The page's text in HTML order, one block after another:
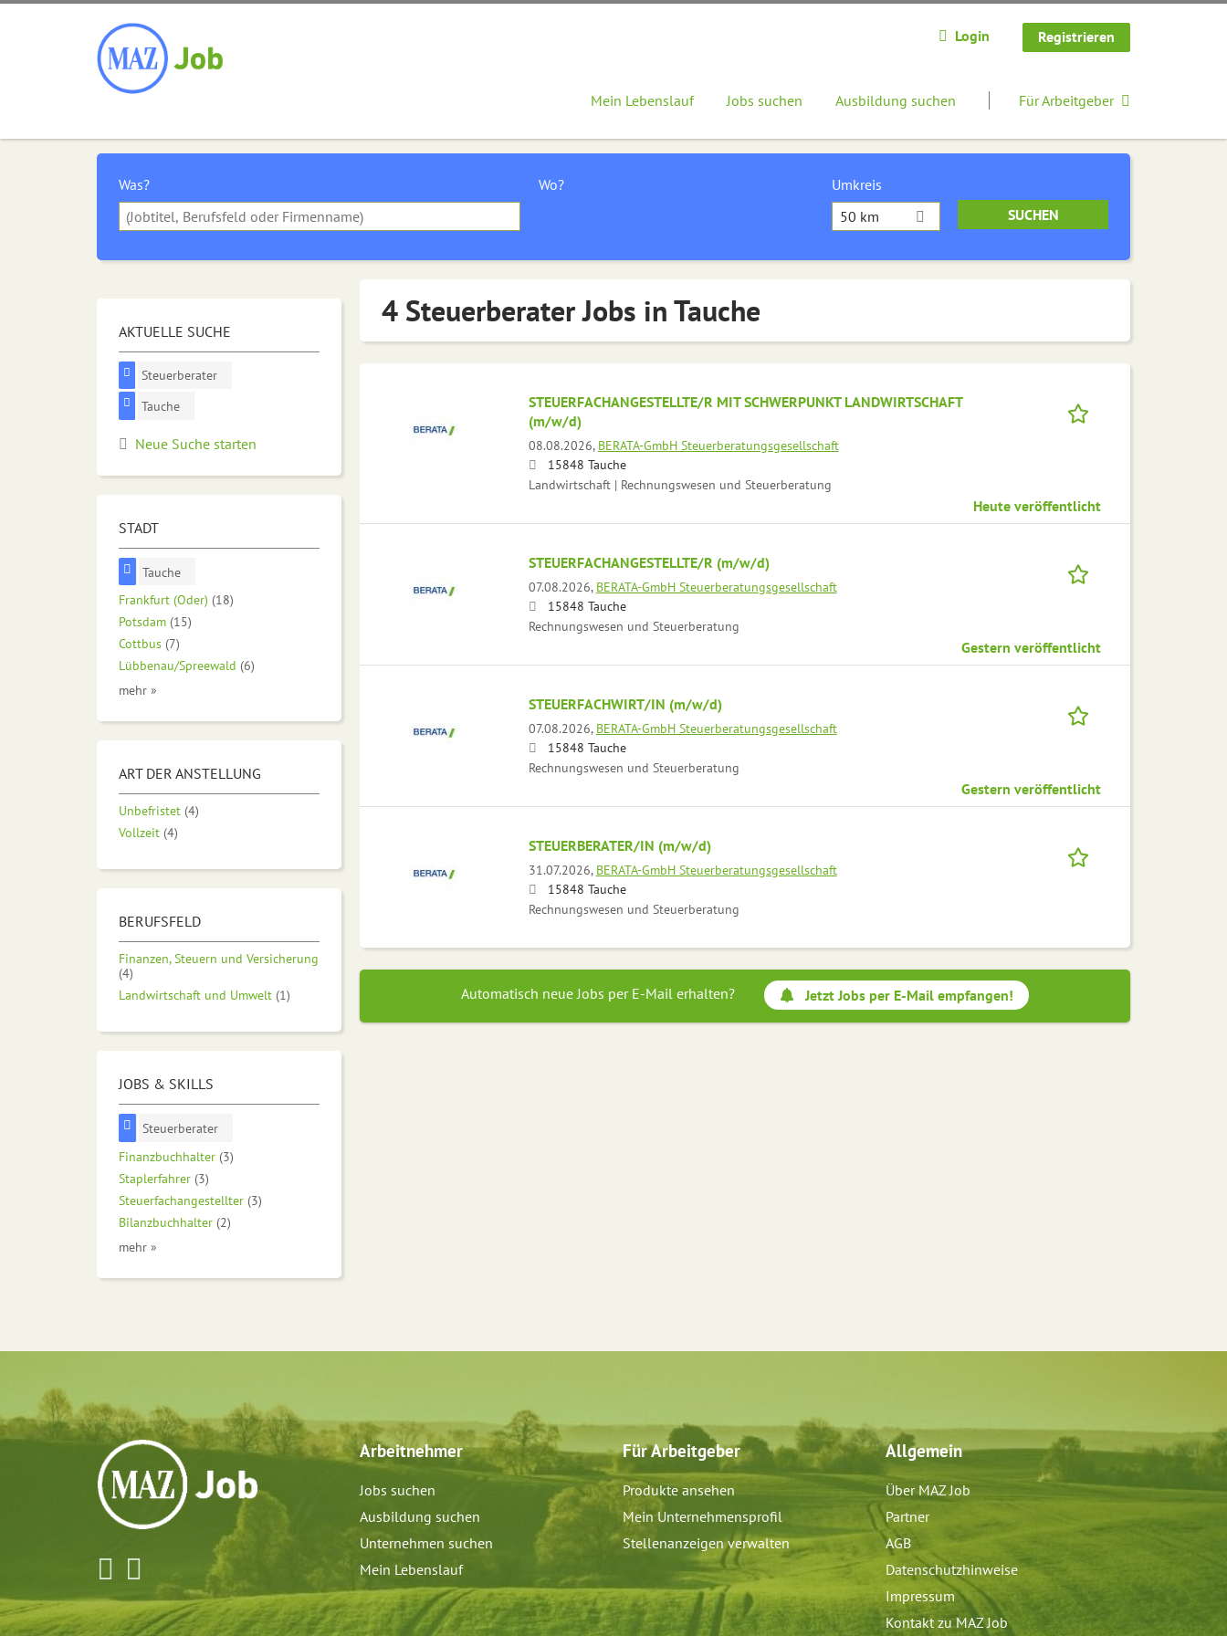
Login Registrieren
Mein Lebenslauf Jobs suchen Ausbildung suchen Für Arbeitgeber
Was? Wo?
Umkreis
50 km
4 Steuerberater Jobs in Tauche
STEUERFACHANGESTELLTE/R MIT SCHWERPUNKT LANDWIRTSCHAFT
(m/w/d)
08.08.2026, BERATA-GmbH Steuerberatungsgesellschaft
15848 Tauche
Landwirtschaft | Rechnungswesen und Steuerberatung
Heute veröffentlicht
STEUERFACHANGESTELLTE/R (m/w/d)
07.08.2026, BERATA-GmbH Steuerberatungsgesellschaft
15848 Tauche
Rechnungswesen und Steuerberatung
Gestern veröffentlicht
STEUERFACHWIRT/IN (m/w/d)
07.08.2026, BERATA-GmbH Steuerberatungsgesellschaft
15848 Tauche
Rechnungswesen und Steuerberatung
Gestern veröffentlicht
STEUERBERATER/IN (m/w/d)
31.07.2026, BERATA-GmbH Steuerberatungsgesellschaft
15848 Tauche
Rechnungswesen und Steuerberatung
Automatisch neue Jobs per E-Mail erhalten? Jetzt Jobs per E-Mail empfangen!
AKTUELLE SUCHE
Steuerberater
Tauche
Neue Suche starten
STADT
Tauche
Frankfurt (Oder) (18)
Potsdam (15)
Cottbus (7)
Lübbenau/Spreewald (6)
mehr »
ART DER ANSTELLUNG
Unbefristet (4)
Vollzeit (4)
BERUFSFELD
Finanzen, Steuern und Versicherung
(4)
Landwirtschaft und Umwelt (1)
JOBS & SKILLS
Steuerberater
Finanzbuchhalter (3)
Staplerfahrer (3)
Steuerfachangestellter (3)
Bilanzbuchhalter (2)
mehr »
Arbeitnehmer
Jobs suchen
Ausbildung suchen
Unternehmen suchen
Mein Lebenslauf
Für Arbeitgeber
Produkte ansehen
Mein Unternehmensprofil
Stellenanzeigen verwalten
Allgemein
Über MAZ Job
Partner
AGB
Datenschutzhinweise
Impressum
Kontakt zu MAZ Job